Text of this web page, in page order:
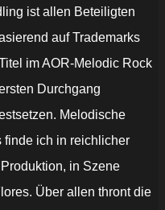
ist allen Beteiligten
auf Trademarks
im AOR-Melodic Rock
Durchgang
Melodische
finde ich in reichlicher
in Szene
Über allen thront die